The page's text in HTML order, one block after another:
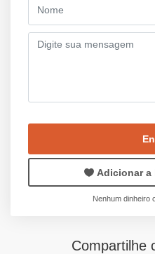
Adicionar a
Nenhum dinheiro
Compartilhe